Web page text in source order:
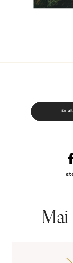
Email
Mai